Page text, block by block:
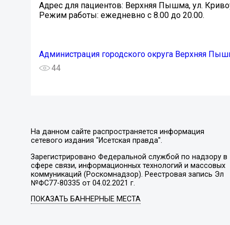
Адрес для пациентов: Верхняя Пышма, ул.
Режим работы: ежедневно с 8.00 до 20.00.
Администрация городского округа Верхняя
44
На данном сайте распространяется информация
сетевого издания "Исетская правда".
Зарегистрировано Федеральной службой по надзору в
сфере связи, информационных технологий и массовых
коммуникаций (Роскомнадзор). Реестровая запись Эл
№ФС77-80335 от 04.02.2021 г.
ПОКАЗАТЬ БАННЕРНЫЕ МЕСТА